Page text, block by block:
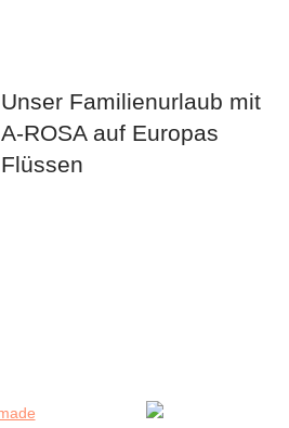
Unser Familienurlaub mit
A-ROSA auf Europas
Flüssen